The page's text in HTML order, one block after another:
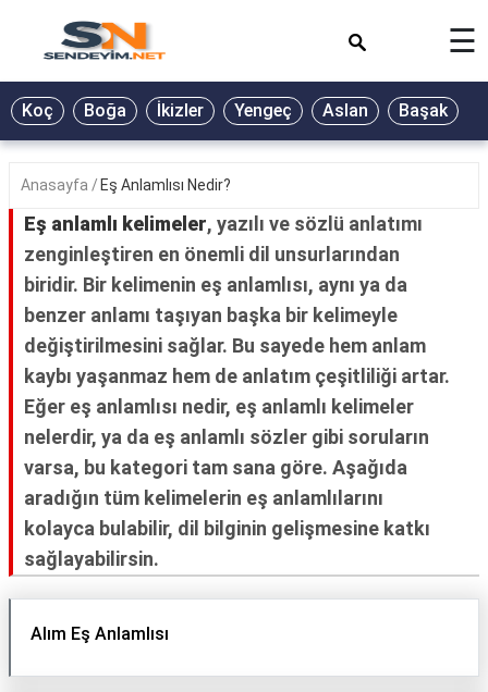
GÜZEL
SÖZLER
GÜNLÜK
BURÇ
ŞİİR
RÜYA
TABİRLERİ
TÜRKÜ
SÖZLERİ
TARİFLERİ
HİKAYELER
☰
Koç Boğa İkizler Yengeç Aslan Başak
Anasayfa Eş Anlamlısı Nedir?
Eş anlamlı kelimeler, yazılı ve sözlü anlatımı
zenginleştiren en önemli dil unsurlarından
biridir. Bir kelimenin eş anlamlısı, aynı ya da
benzer anlamı taşıyan başka bir kelimeyle
değiştirilmesini sağlar. Bu sayede hem anlam
kaybı yaşanmaz hem de anlatım çeşitliliği artar.
Eğer eş anlamlısı nedir, eş anlamlı kelimeler
nelerdir, ya da eş anlamlı sözler gibi soruların
varsa, bu kategori tam sana göre. Aşağıda
aradığın tüm kelimelerin eş anlamlılarını
kolayca bulabilir, dil bilginin gelişmesine katkı
sağlayabilirsin.
Alım Eş Anlamlısı